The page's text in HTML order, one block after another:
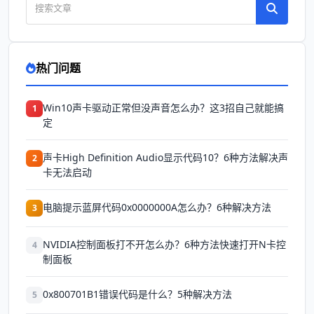
热门问题
1 Win10声卡驱动正常但没声音怎么办？这3招自己就能搞
定
2 声卡High Definition Audio显示代码10？6种方法解决声
卡无法启动
3 电脑提示蓝屏代码0x0000000A怎么办？6种解决方法
4 NVIDIA控制面板打不开怎么办？6种方法快速打开N卡控
制面板
5 0x800701B1错误代码是什么？5种解决方法